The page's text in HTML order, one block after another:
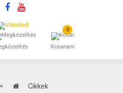
0
Kosaram
FELTÉTELEK
Cikkek